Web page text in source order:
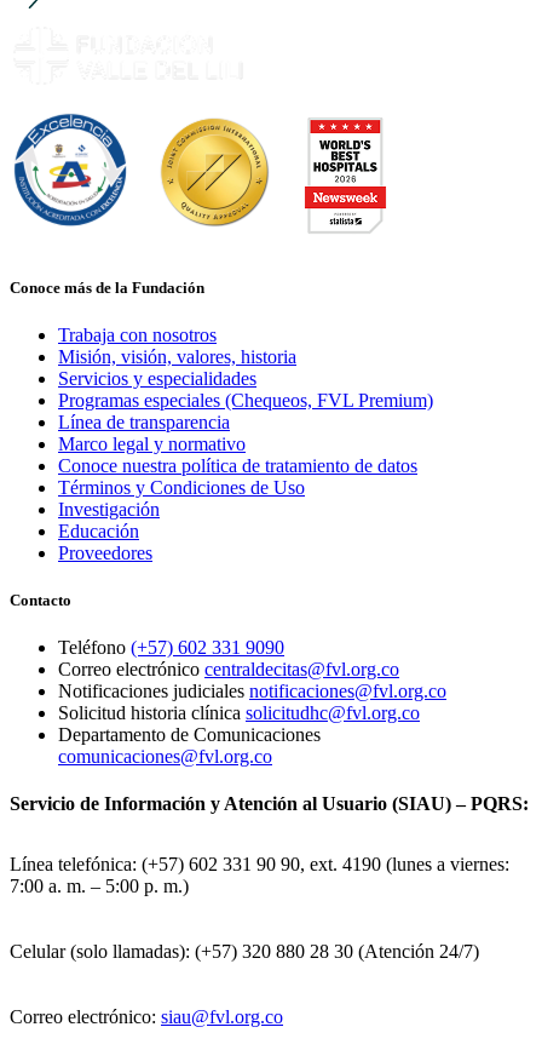
Conoce más de la Fundación
Trabaja con nosotros
Misión, visión, valores, historia
Servicios y especialidades
Programas especiales (Chequeos, FVL Premium)
Línea de transparencia
Marco legal y normativo
Conoce nuestra política de tratamiento de datos
Términos y Condiciones de Uso
Investigación
Educación
Proveedores
Contacto
Teléfono (+57) 602 331 9090
Correo electrónico centraldecitas@fvl.org.co
Notificaciones judiciales notificaciones@fvl.org.co
Solicitud historia clínica solicitudhc@fvl.org.co
Departamento de Comunicaciones
comunicaciones@fvl.org.co
Servicio de Información y Atención al Usuario (SIAU) – PQRS:
Línea telefónica: (+57) 602 331 90 90, ext. 4190 (lunes a viernes:
7:00 a. m. – 5:00 p. m.)
Celular (solo llamadas): (+57) 320 880 28 30 (Atención 24/7)
Correo electrónico: siau@fvl.org.co